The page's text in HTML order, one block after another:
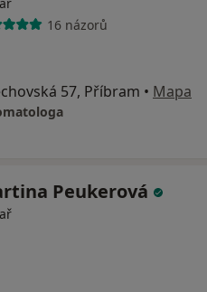
16 názorů
57, Příbram • Mapa
Peukerová